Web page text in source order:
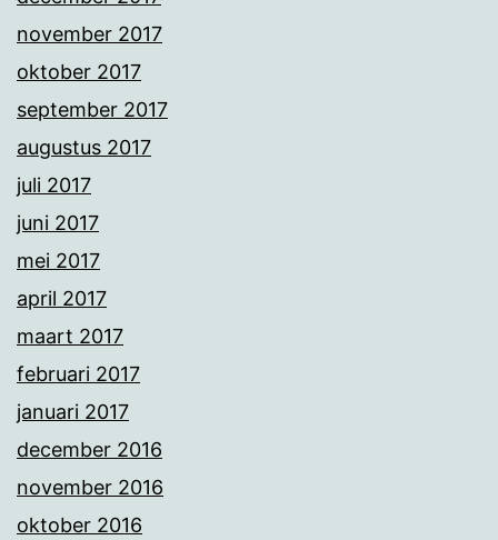
november 2017
oktober 2017
september 2017
augustus 2017
juli 2017
juni 2017
mei 2017
april 2017
maart 2017
februari 2017
januari 2017
december 2016
november 2016
oktober 2016